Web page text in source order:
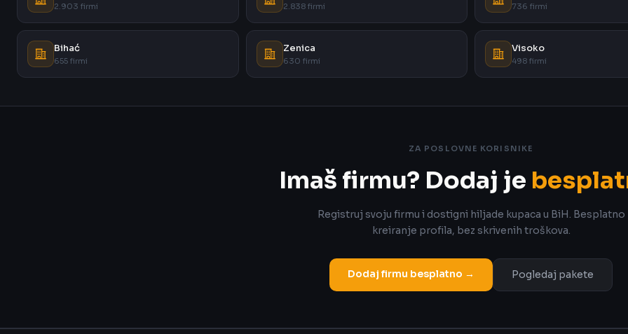
2.903 firmi 2.838 firmi 736 firmi
Bihać
655 firmi
Zenica
630 firmi
Visoko
498 firmi
ZA POSLOVNE KORISNIKE
Imaš firmu? Dodaj je
Registruj svoju firmu i dostigni hiljade kupaca u BiH. Besplatno
kreiranje profila, bez skrivenih troškova.
Dodaj firmu besplatno → Pogledaj pakete